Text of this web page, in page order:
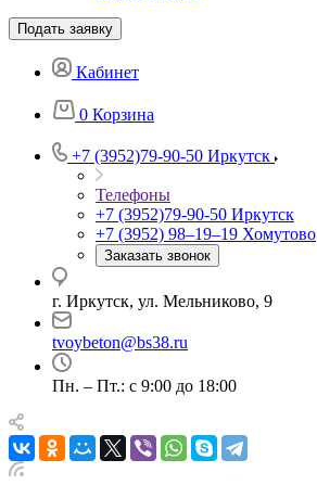
Подать заявку
Кабинет
0 Корзина
+7 (3952)79-90-50 Иркутск
Телефоны
+7 (3952)79-90-50 Иркутск
+7 (3952) 98‒19‒19 Хомутово
Заказать звонок
г. Иркутск, ул. Мельниково, 9
tvoybeton@bs38.ru
Пн. – Пт.: с 9:00 до 18:00